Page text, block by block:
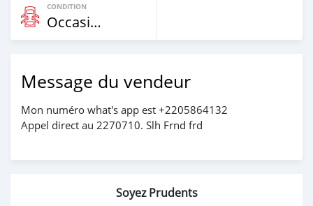
CONDITION
Occasion
Message du vendeur
Mon numéro what's app est +2205864132
Appel direct au 2270710. Slh Frnd frd
Soyez Prudents